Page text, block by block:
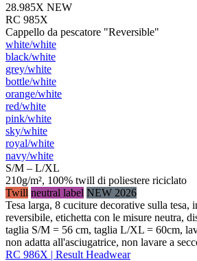
28.985X NEW
RC 985X
Cappello da pescatore "Reversible"
white/​white
black/​white
grey/​white
bottle/​white
orange/​white
red/​white
pink/​white
sky/​white
royal/​white
navy/​white
S/M – L/XL
210g/m², 100% twill di poliestere riciclato
Twill neutral label NEW 2026
Tesa larga, 8 cuciture decorative sulla tesa,
reversibile, etichetta con le misure neutra,
taglia S/M = 56 cm, taglia L/XL = 60cm,
non adatta all'asciugatrice, non lavare a
RC 986X | Result Headwear